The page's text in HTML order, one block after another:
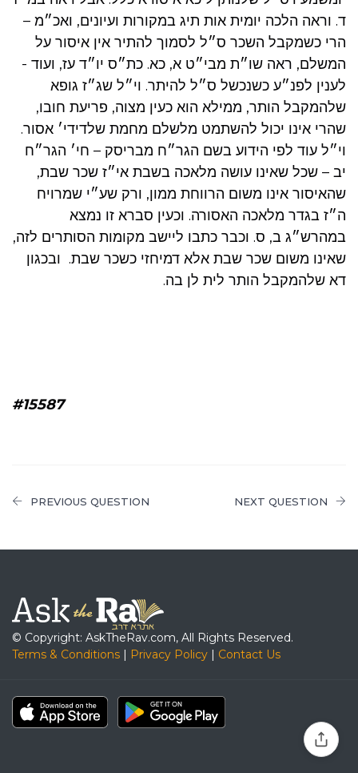
ד. וראה הלכה יומית אות תיג במקורות ועיונים, ואכ״מ –
הרי כשמקבל השכר ס״ל לסמוך להתיר אין איסור על
המשלם, ראה שו״ת מבי״ט א, כא. כת״ס יו״ד עז, ועוד -
לענין לפנ״ע כשנכשל ס״ל להיתר. וי״ל שג״ז גופא
שלהמקבל הותר, ממילא הוא כעין מצוה, פריעת חובו,
שהרי אינו יכול להשתמט מלשלם מחמת שלדידי׳ אסור.
וי״ל עוד לפי הידוע בשם הגר״ח מבריסק – חי׳ הגר״ח
יב – שכל שאינו עושה מלאכה בשבת אי״ז שכר שבת,
שהאיסור אינו משום הרווחת ממון, ורק שע״י שמרויח
ה״ז בגדר מלאכה האסורה. וכעין סברא זו נמצא
במהרש״ג ב, ס. וכבר כתבו ליישב מקומות הסותרים לזה,
שאינו משום שכר שבת אלא דמיחזי כשכר שבת. ובכגון
דא שלהמקבל הותר לית לן בה.
#15587
PREVIOUS QUESTION NEXT QUESTION
© Copyright: AskTheRav.com, All Rights Reserved.
Terms & Conditions | Privacy Policy | Contact Us